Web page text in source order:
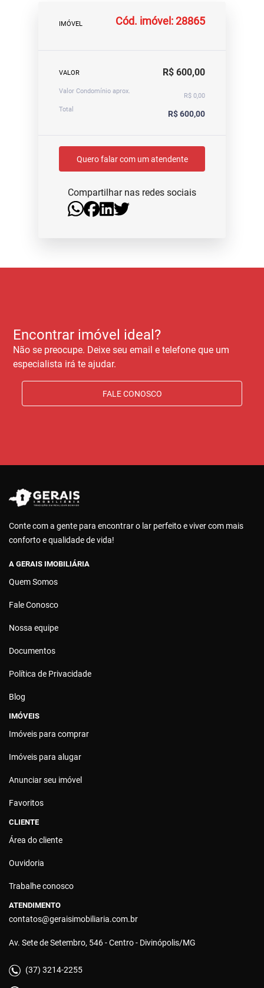
IMÓVEL Cód. imóvel: 28865
VALOR R$ 600,00
Valor Condomínio aprox.
R$ 0,00
Total
R$ 600,00
Quero falar com um atendente
Compartilhar nas redes sociais
Encontrar imóvel ideal?
Não se preocupe. Deixe seu email e telefone que um
especialista irá te ajudar.
FALE CONOSCO
Conte com a gente para encontrar o lar perfeito e viver com mais
conforto e qualidade de vida!
A GERAIS IMOBILIÁRIA
Quem Somos
Fale Conosco
Nossa equipe
Documentos
Política de Privacidade
Blog
IMÓVEIS
Imóveis para comprar
Imóveis para alugar
Anunciar seu imóvel
Favoritos
CLIENTE
Área do cliente
Ouvidoria
Trabalhe conosco
ATENDIMENTO
contatos@geraisimobiliaria.com.br
Av. Sete de Setembro, 546 - Centro - Divinópolis/MG
(37) 3214-2255